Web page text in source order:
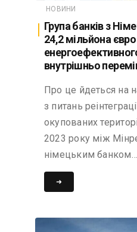
НОВИНИ
Група банків з
24,2 мільйона
внутрішньо
Про це йдеться на
з питань
окупованих
2023 року між
німецьким банком…
➜